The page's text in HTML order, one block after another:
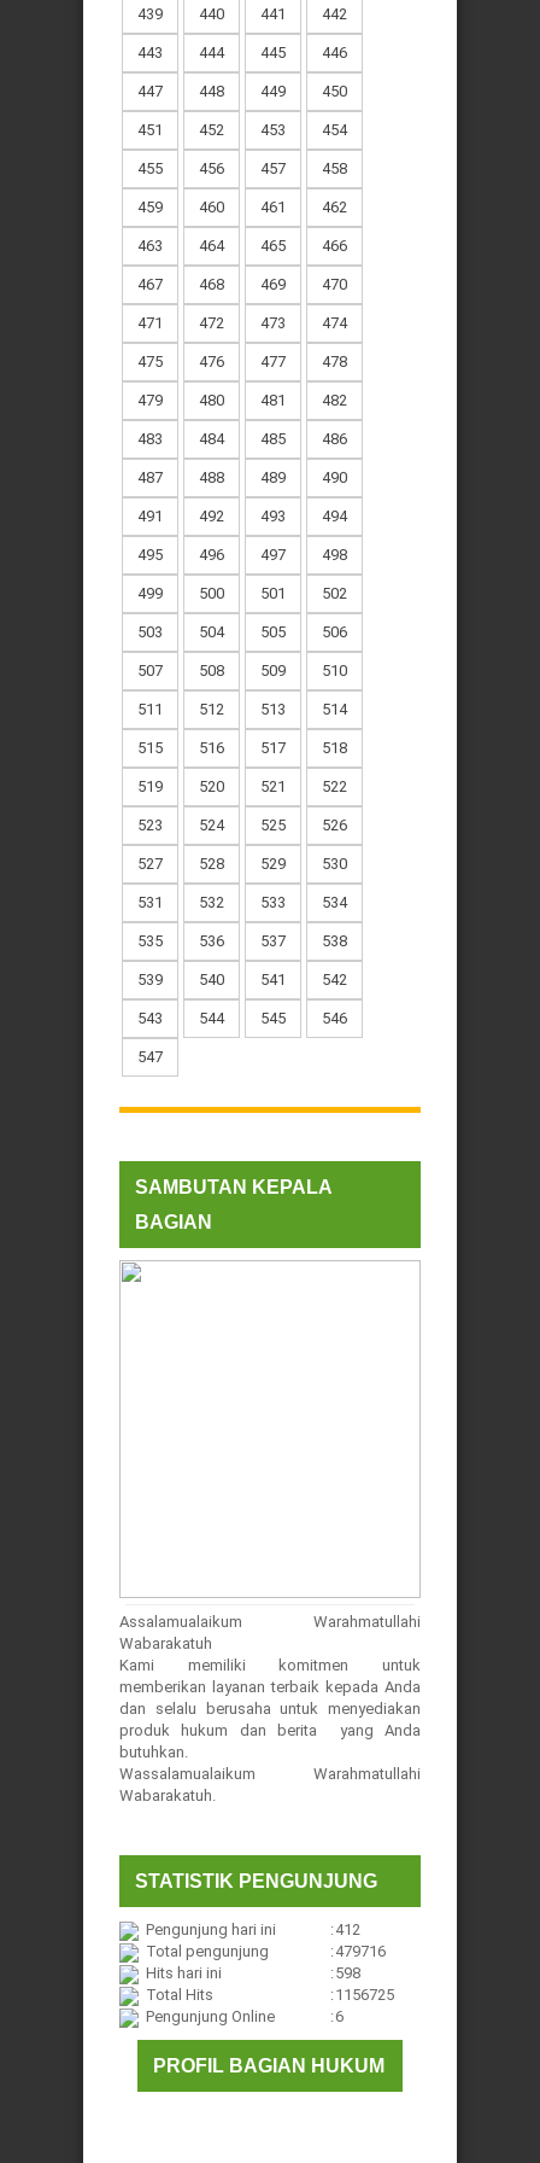
439 440 441 442
443 444 445 446
447 448 449 450
451 452 453 454
455 456 457 458
459 460 461 462
463 464 465 466
467 468 469 470
471 472 473 474
475 476 477 478
479 480 481 482
483 484 485 486
487 488 489 490
491 492 493 494
495 496 497 498
499 500 501 502
503 504 505 506
507 508 509 510
511 512 513 514
515 516 517 518
519 520 521 522
523 524 525 526
527 528 529 530
531 532 533 534
535 536 537 538
539 540 541 542
543 544 545 546
547
SAMBUTAN KEPALA
BAGIAN
Assalamualaikum Warahmatullahi
Wabarakatuh
Kami memiliki komitmen untuk
memberikan layanan terbaik kepada Anda
dan selalu berusaha untuk menyediakan
produk hukum dan berita yang Anda
butuhkan.
Wassalamualaikum Warahmatullahi
Wabarakatuh.
STATISTIK PENGUNJUNG
Pengunjung hari ini :412
Total pengunjung
:479716
Hits hari ini
:598
Total Hits
:1156725
Pengunjung Online
:6
PROFIL BAGIAN HUKUM